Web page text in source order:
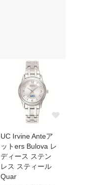
UC Irvine Anteア
ットers Bulova レ
ディース ステン
レス スティール
Quar